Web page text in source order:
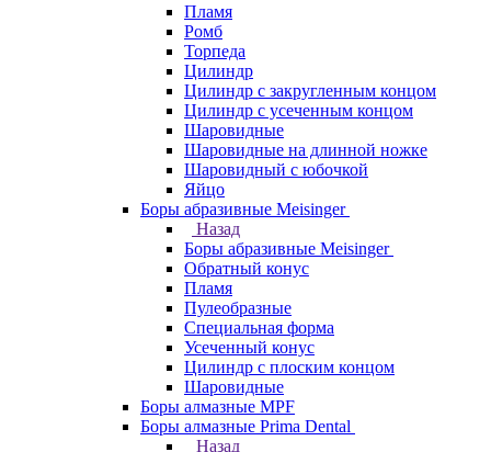
Пламя
Ромб
Торпеда
Цилиндр
Цилиндр с закругленным концом
Цилиндр с усеченным концом
Шаровидные
Шаровидные на длинной ножке
Шаровидный с юбочкой
Яйцо
Боры абразивные Meisinger
Назад
Боры абразивные Meisinger
Обратный конус
Пламя
Пулеобразные
Специальная форма
Усеченный конус
Цилиндр с плоским концом
Шаровидные
Боры алмазные MPF
Боры алмазные Prima Dental
Назад